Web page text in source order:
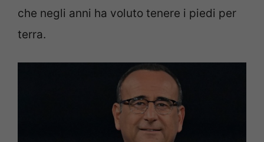
che negli anni ha voluto tenere i piedi per
terra.